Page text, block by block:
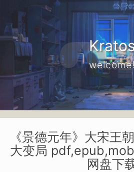
《景德元年》大宋王
大变局
网盘下